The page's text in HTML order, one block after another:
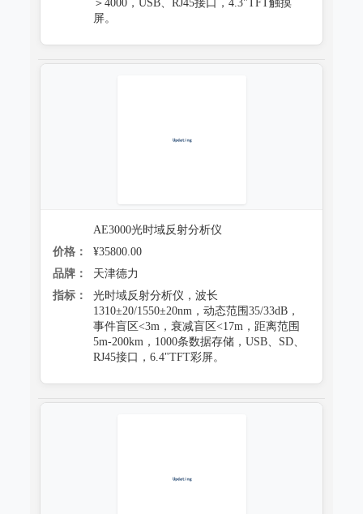
＞4000，USB、RJ45接口，4.3"TFT触摸
屏。
AE3000光时域反射分析仪
价格：
¥35800.00
品牌：
天津德力
指标：
光时域反射分析仪，波长
1310±20/1550±20nm，动态范围35/33dB，
事件盲区<3m，衰减盲区<17m，距离范围
5m-200km，1000条数据存储，USB、SD、
RJ45接口，6.4"TFT彩屏。